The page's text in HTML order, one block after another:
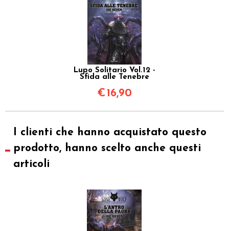
Lupo Solitario Vol.12 -
Sfida alle Tenebre
€ 16,90
I clienti che hanno acquistato questo
prodotto, hanno scelto anche questi
articoli